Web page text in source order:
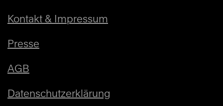
Kontakt & Impressum
Presse
AGB
Datenschutzerklärung